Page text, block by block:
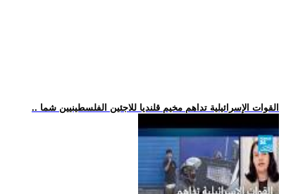
.. القوات الإسرائيلية تداهم مخيم قلنديا للاجئين الفلسطينيين شما